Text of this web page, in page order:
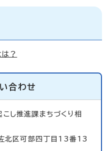
は？
合わせ
こし推進課まちづくり相
区可部四丁目13番13